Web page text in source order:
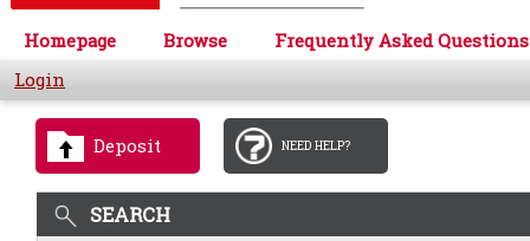
Homepage Browse
Frequently Asked Questions
Login
Deposit NEED HELP?
SEARCH